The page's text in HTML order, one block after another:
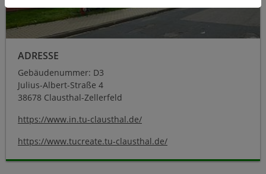
ADRESSE
Gebäudenummer: D3
Julius-Albert-Straße 4
38678 Clausthal-Zellerfeld
https://www.in.tu-clausthal.de/
https://www.tucreate.tu-clausthal.de/